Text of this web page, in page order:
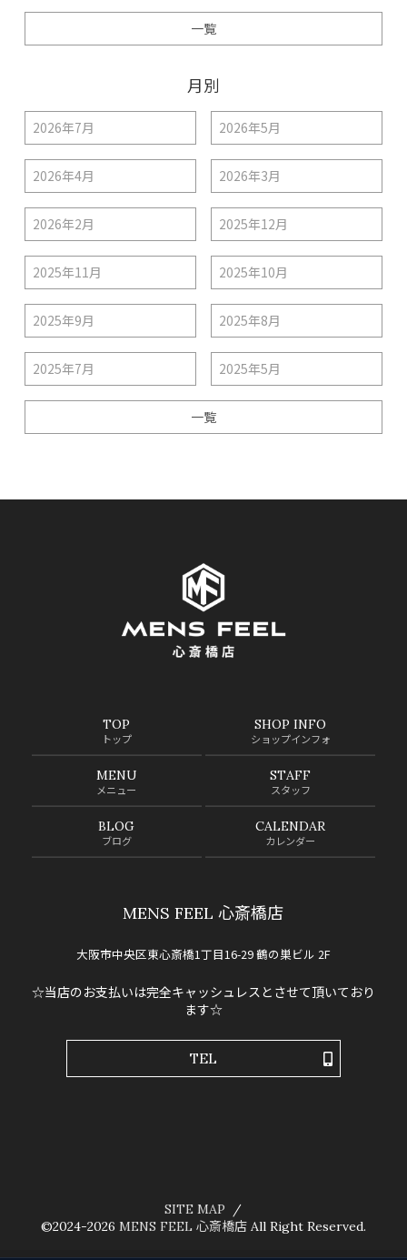
一覧
月別
2026年7月 2026年5月
2026年4月 2026年3月
2026年2月 2025年12月
2025年11月 2025年10月
2025年9月 2025年8月
2025年7月 2025年5月
一覧
TOP
トップ
SHOP INFO
ショップインフォ
MENU
メニュー
STAFF
スタッフ
BLOG
ブログ
CALENDAR
カレンダー
MENS FEEL 心斎橋店
大阪市中央区東心斎橋1丁目16-29 鶴の巣ビル 2F
☆当店のお支払いは完全キャッシュレスとさせて頂いており
ます☆
TEL
SITE MAP
©2024-2026 MENS FEEL 心斎橋店All Right Reserved.